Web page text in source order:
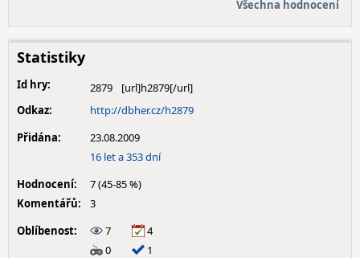
Všechna hodnocení
Statistiky
Id hry:
2879
Odkaz:
http://dbher.cz/h2879
Přidána:
23.08.2009
16 let a 353 dní
Hodnocení:
7 (45-85 %)
Komentářů:
3
Oblíbenost:
7
4
0
1